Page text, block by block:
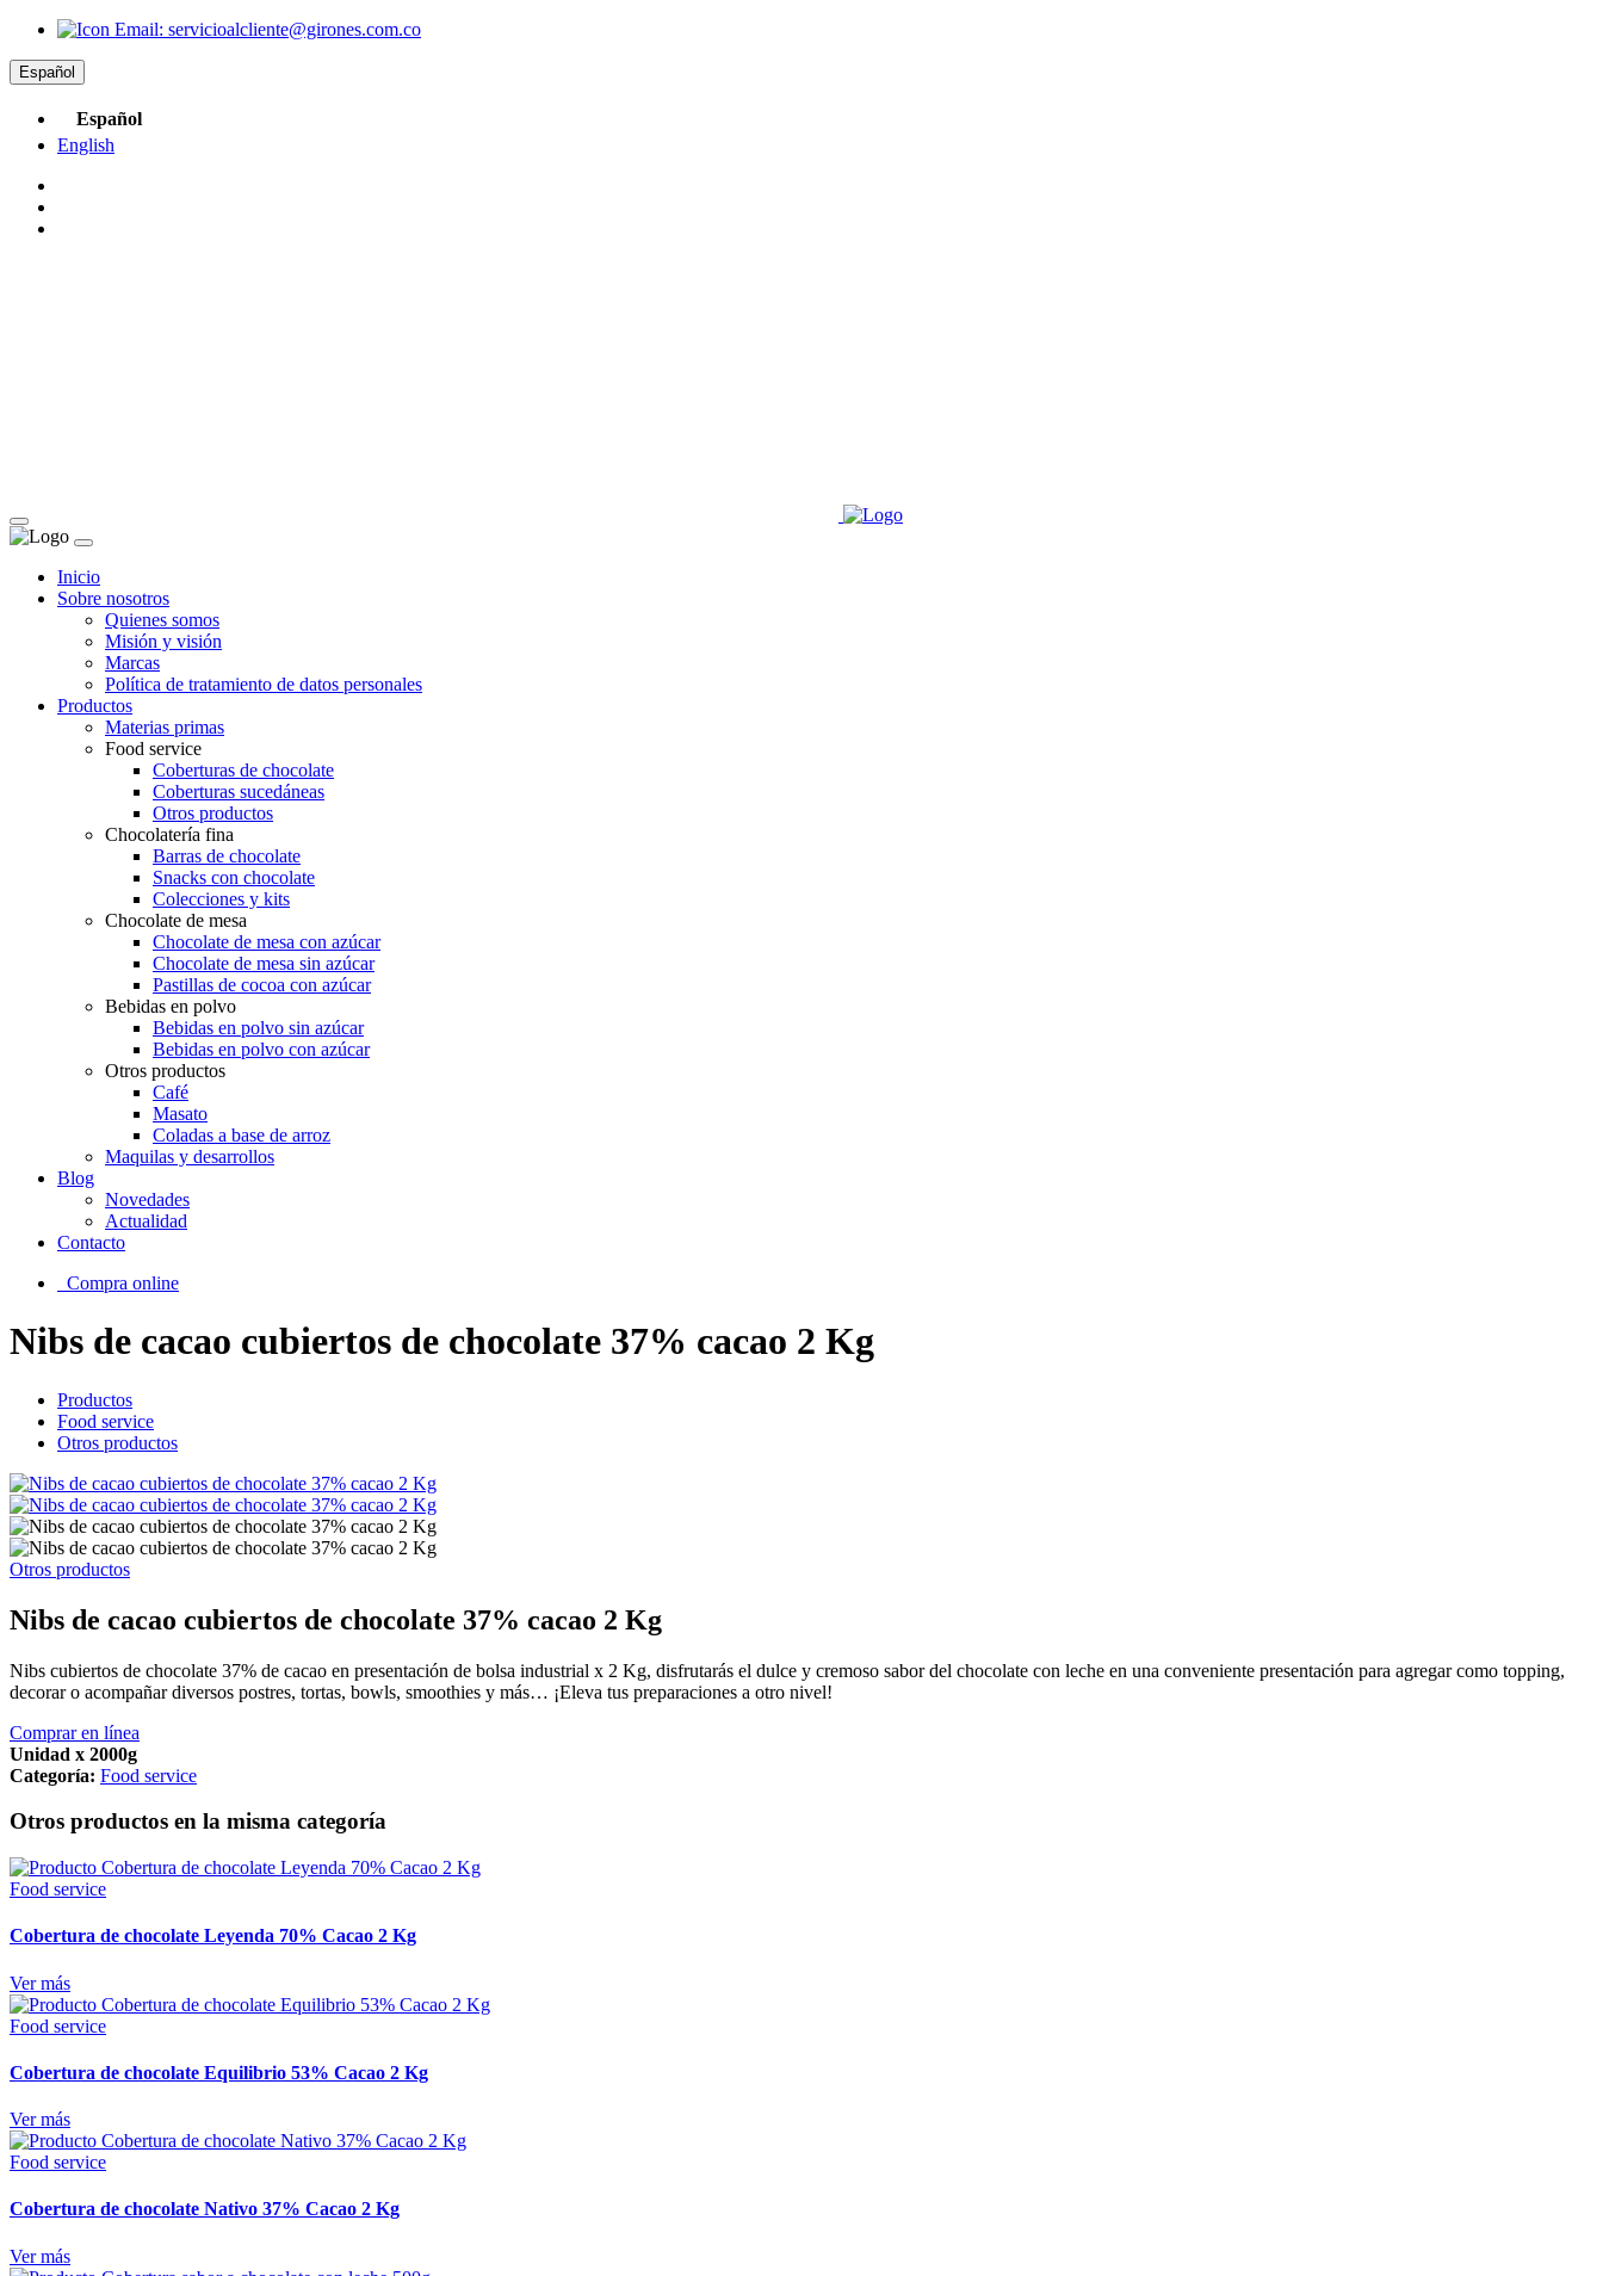
Email: servicioalcliente@girones.com.co
Español
Español
English
Inicio
Sobre nosotros
Quienes somos
Misión y visión
Marcas
Política de tratamiento de datos personales
Productos
Materias primas
Food service
Coberturas de chocolate
Coberturas sucedáneas
Otros productos
Chocolatería fina
Barras de chocolate
Snacks con chocolate
Colecciones y kits
Chocolate de mesa
Chocolate de mesa con azúcar
Chocolate de mesa sin azúcar
Pastillas de cocoa con azúcar
Bebidas en polvo
Bebidas en polvo sin azúcar
Bebidas en polvo con azúcar
Otros productos
Café
Masato
Coladas a base de arroz
Maquilas y desarrollos
Blog
Novedades
Actualidad
Contacto
Compra online
Nibs de cacao cubiertos de chocolate 37% cacao 2 Kg
Productos
Food service
Otros productos
Otros productos
Nibs de cacao cubiertos de chocolate 37% cacao 2 Kg
Nibs cubiertos de chocolate 37% de cacao en presentación de bolsa industrial x 2 Kg, disfrutarás el dulce y cremoso sabor del chocolate con leche en una conveniente presentación para agregar como topping,
decorar o acompañar diversos postres, tortas, bowls, smoothies y más… ¡Eleva tus preparaciones a otro nivel!
Comprar en línea
Unidad x 2000g
Categoría: Food service
Otros productos en la misma categoría
Food service
Cobertura de chocolate Leyenda 70% Cacao 2 Kg
Ver más
Food service
Cobertura de chocolate Equilibrio 53% Cacao 2 Kg
Ver más
Food service
Cobertura de chocolate Nativo 37% Cacao 2 Kg
Ver más